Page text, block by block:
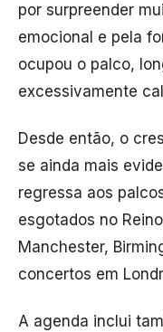
por surpreender
emocional e pela
ocupou o palco,
excessivamente
Desde então, o
se ainda mais
regressa aos
esgotados no
Manchester,
concertos em
A agenda inclui